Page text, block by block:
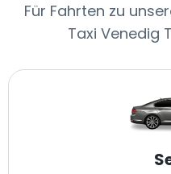
Für Fahrten zu
Taxi Venedig